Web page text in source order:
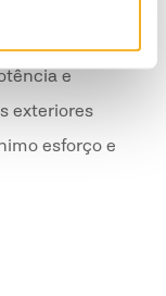
e
exteriores
esforço e